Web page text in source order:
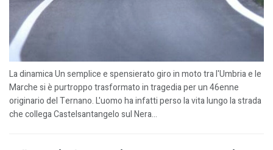
La dinamica Un semplice e spensierato giro in moto tra l'Umbria e le
Marche si è purtroppo trasformato in tragedia per un 46enne
originario del Ternano. L'uomo ha infatti perso la vita lungo la strada
che collega Castelsantangelo sul Nera...